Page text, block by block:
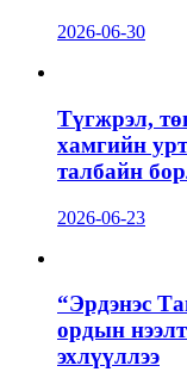
2026-06-30
Түгжрэл,
хамгийн
талбайн
2026-06-23
“Эрдэнэс
ордын
эхлүүллээ